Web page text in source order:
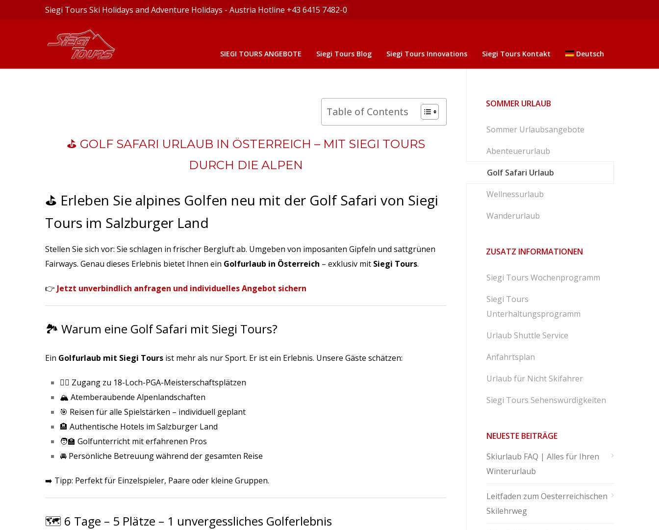
Siegi Tours Ski Holidays and Adventure Holidays - Austria Hotline +43 6415 7482-0
SIEGI TOURS ANGEBOTE Siegi Tours Blog Siegi Tours Innovations Siegi Tours Kontakt Deutsch
Table of Contents
⛳ GOLF SAFARI URLAUB IN ÖSTERREICH – MIT SIEGI TOURS
DURCH DIE ALPEN
⛳ Erleben Sie alpines Golfen neu mit der Golf Safari von Siegi
Tours im Salzburger Land
Stellen Sie sich vor: Sie schlagen in frischer Bergluft ab. Umgeben von imposanten Gipfeln und sattgrünen
Fairways. Genau dieses Erlebnis bietet Ihnen ein Golfurlaub in Österreich – exklusiv mit Siegi Tours.
👉 Jetzt unverbindlich anfragen und individuelles Angebot sichern
🏞️ Warum eine Golf Safari mit Siegi Tours?
Ein Golfurlaub mit Siegi Tours ist mehr als nur Sport. Er ist ein Erlebnis. Unsere Gäste schätzen:
🏌️‍♂️ Zugang zu 18-Loch-PGA-Meisterschaftsplätzen
🏔️ Atemberaubende Alpenlandschaften
🎯 Reisen für alle Spielstärken – individuell geplant
🏨 Authentische Hotels im Salzburger Land
🧑‍🏫 Golfunterricht mit erfahrenen Pros
🚘 Persönliche Betreuung während der gesamten Reise
➡️ Tipp: Perfekt für Einzelspieler, Paare oder kleine Gruppen.
🗺️ 6 Tage – 5 Plätze – 1 unvergessliches Golferlebnis
SOMMER URLAUB
Sommer Urlaubsangebote
Abenteuerurlaub
Golf Safari Urlaub
Wellnessurlaub
Wanderurlaub
ZUSATZ INFORMATIONEN
Siegi Tours Wochenprogramm
Siegi Tours
Unterhaltungsprogramm
Urlaub Shuttle Service
Anfahrtsplan
Urlaub für Nicht Skifahrer
Siegi Tours Sehenswürdigkeiten
NEUESTE BEITRÄGE
Skiurlaub FAQ | Alles für Ihren
Winterurlaub
Leitfaden zum Oesterreichischen
Skilehrweg